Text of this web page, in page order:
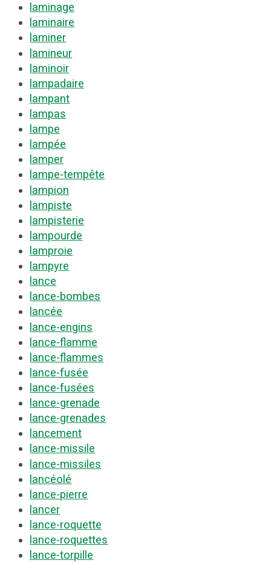
laminage
laminaire
laminer
lamineur
laminoir
lampadaire
lampant
lampas
lampe
lampée
lamper
lampe-tempête
lampion
lampiste
lampisterie
lampourde
lamproie
lampyre
lance
lance-bombes
lancée
lance-engins
lance-flamme
lance-flammes
lance-fusée
lance-fusées
lance-grenade
lance-grenades
lancement
lance-missile
lance-missiles
lancéolé
lance-pierre
lancer
lance-roquette
lance-roquettes
lance-torpille